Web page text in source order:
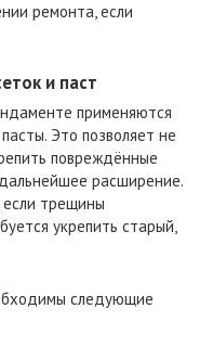
ремонта, если
и паст
применяются
Это позволяет не
повреждённые
расширение.
если трещины
укрепить старый,
следующие